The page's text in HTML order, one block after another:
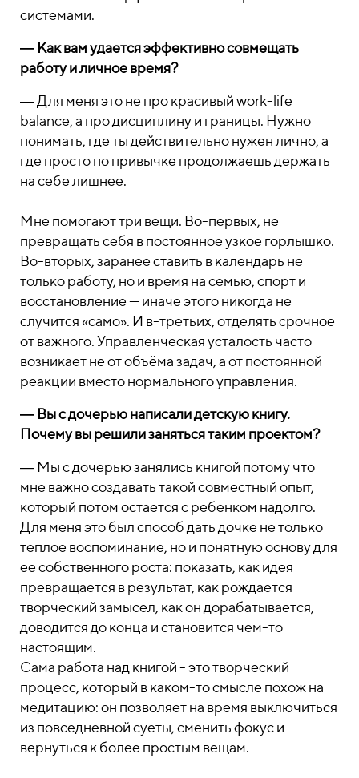
системами.
― Как вам удается эффективно совмещать
работу и личное время?
― Для меня это не про красивый work-life
balance, а про дисциплину и границы. Нужно
понимать, где ты действительно нужен лично, а
где просто по привычке продолжаешь держать
на себе лишнее.
Мне помогают три вещи. Во-первых, не
превращать себя в постоянное узкое горлышко.
Во-вторых, заранее ставить в календарь не
только работу, но и время на семью, спорт и
восстановление — иначе этого никогда не
случится «само». И в-третьих, отделять срочное
от важного. Управленческая усталость часто
возникает не от объёма задач, а от постоянной
реакции вместо нормального управления.
― Вы с дочерью написали детскую книгу.
Почему вы решили заняться таким проектом?
― Мы с дочерью занялись книгой потому что
мне важно создавать такой совместный опыт,
который потом остаётся с ребёнком надолго.
Для меня это был способ дать дочке не только
тёплое воспоминание, но и понятную основу для
её собственного роста: показать, как идея
превращается в результат, как рождается
творческий замысел, как он дорабатывается,
доводится до конца и становится чем-то
настоящим.
Сама работа над книгой - это творческий
процесс, который в каком-то смысле похож на
медитацию: он позволяет на время выключиться
из повседневной суеты, сменить фокус и
вернуться к более простым вещам.